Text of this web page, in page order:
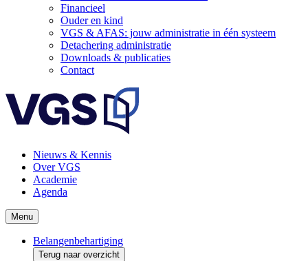
Financieel
Ouder en kind
VGS & AFAS: jouw administratie in één systeem
Detachering administratie
Downloads & publicaties
Contact
Nieuws & Kennis
Over VGS
Academie
Agenda
Menu
Belangenbehartiging
Terug naar overzicht